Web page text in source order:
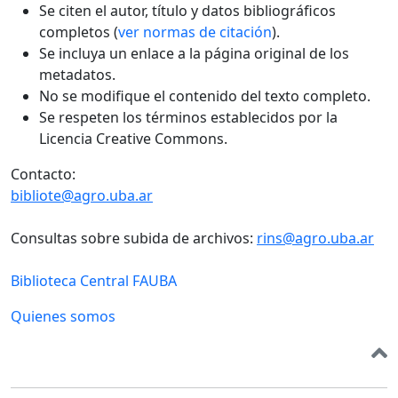
Se citen el autor, título y datos bibliográficos
completos (ver normas de citación).
Se incluya un enlace a la página original de los
metadatos.
No se modifique el contenido del texto completo.
Se respeten los términos establecidos por la
Licencia Creative Commons.
Contacto:
bibliote@agro.uba.ar
Consultas sobre subida de archivos: rins@agro.uba.ar
Biblioteca Central FAUBA
Quienes somos